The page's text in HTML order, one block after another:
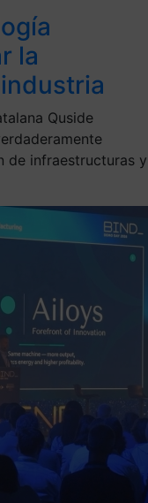
la
Quside
de infraestructuras y